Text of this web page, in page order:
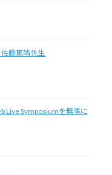
藤篤靖先生
Live Symposiumを無事に